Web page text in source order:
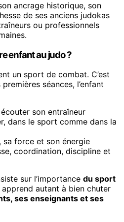
ancrage historique, son
de ses anciens judokas
ou professionnels
enfant au judo ?
un sport de combat. C’est
premières séances, l’enfant
son entraîneur
dans le sport comme dans la
sa force et son énergie
coordination, discipline et
sur l’importance du sport
apprend autant à bien chuter
ses enseignants et ses